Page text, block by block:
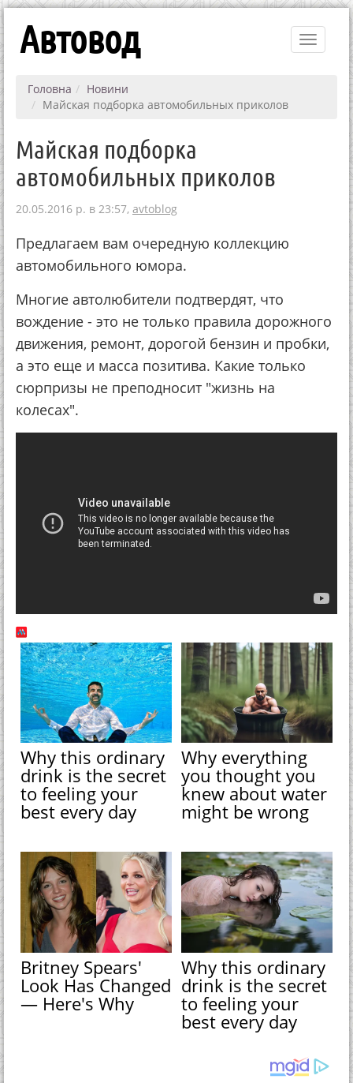
Toggle
Автовод
Головна
Новини
Майская подборка автомобильных приколов
Майская подборка
автомобильных приколов
20.05.2016 р. в 23:57, avtoblog
Предлагаем вам очередную коллекцию
автомобильного юмора.
Многие автолюбители подтвердят, что
вождение - это не только правила дорожного
движения, ремонт, дорогой бензин и пробки,
а это еще и масса позитива. Какие только
сюрпризы не преподносит "жизнь на
колесах".
Why this ordinary
drink is the secret
to feeling your
best every day
Why everything
you thought you
knew about water
might be wrong
Britney Spears'
Look Has Changed
— Here's Why
Why this ordinary
drink is the secret
to feeling your
best every day